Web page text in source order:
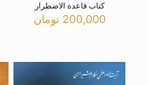
کتاب قاعدة الاضطرار
200,000 تومان